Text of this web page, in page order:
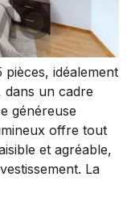
idéalement
un cadre
généreuse
offre tout
et agréable,
La